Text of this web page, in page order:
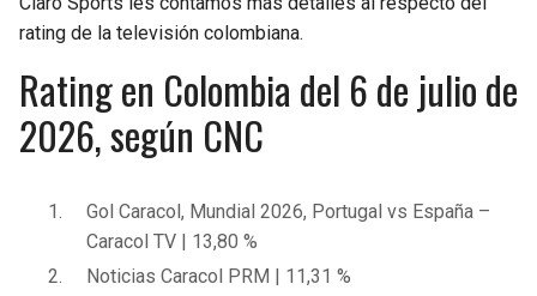
VIKINGS
FALCONS
SAINTS
THUNDER
TRAIL BLAZERS
rating de la televisión colombiana.
Rating en Colombia del 6 de julio de
2026, según CNC
Gol Caracol, Mundial 2026, Portugal vs España –
Caracol TV | 13,80 %
Noticias Caracol PRM | 11,31 %